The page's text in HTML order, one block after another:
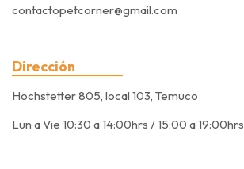
contactopetcorner@gmail.com
Dirección
Hochstetter 805, local 103, Temuco
Lun a Vie 10:30 a 14:00hrs / 15:00 a 19:00hrs